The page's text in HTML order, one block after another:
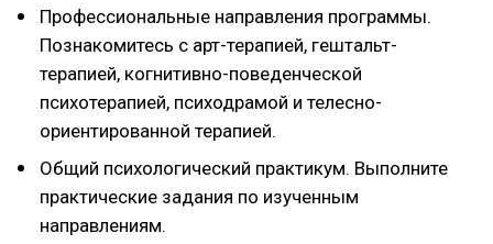
Профессиональные направления программы.
Познакомитесь с арт-терапией, гештальт-
терапией, когнитивно-поведенческой
психотерапией, психодрамой и телесно-
ориентированной терапией.
Общий психологический практикум. Выполните
практические задания по изученным
направлениям.